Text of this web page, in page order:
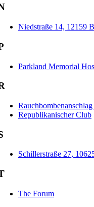
Niedstraße 14, 12159
Parkland Memorial
Republikanischer Club
Schillerstraße 27,
The Forum